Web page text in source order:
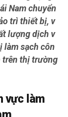
Nam chuyển
trì thiết bị, v
lượng dịch v
làm sạch côn
trên thị trường
vực làm